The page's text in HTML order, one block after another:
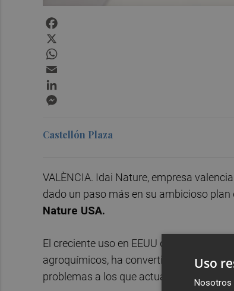
Castellón Plaza
VALÈNCIA. Idai Nature, empresa
dado un paso más en su ambicioso
Nature USA.
El creciente uso en EEUU de productos
agroquímicos, ha convertido a Idai
problemas a los que actualmente se
Uso
Nosotros